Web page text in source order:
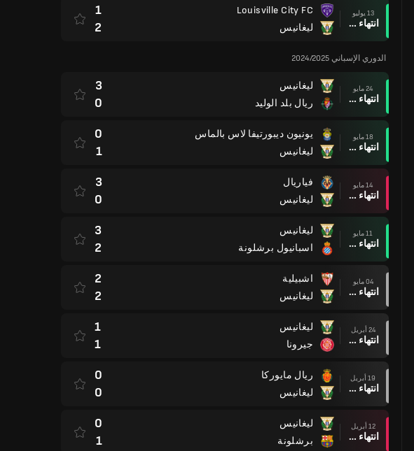
13 يوليو
انتهاء وقت المباراة
Louisville City FC
ليغانيس
1
2
الدوري الإسباني 2024/2025
24 مايو
انتهاء وقت المباراة
ليغانيس
ريال بلد الوليد
3
0
18 مايو
انتهاء وقت المباراة
يونيون ديبورتيفا لاس بالماس
ليغانيس
0
1
14 مايو
انتهاء وقت المباراة
فياريال
ليغانيس
3
0
11 مايو
انتهاء وقت المباراة
ليغانيس
اسبانيول برشلونة
3
2
04 مايو
انتهاء وقت المباراة
اشبيلية
ليغانيس
2
2
24 أبريل
انتهاء وقت المباراة
ليغانيس
جيرونا
1
1
19 أبريل
انتهاء وقت المباراة
ريال مايوركا
ليغانيس
0
0
12 أبريل
انتهاء وقت المباراة
ليغانيس
برشلونة
0
1